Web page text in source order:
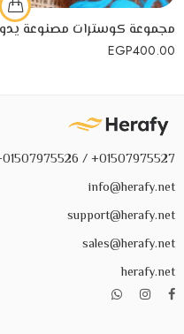
EGP400.00
01507975527+ / 01507975526+
info@herafy.net
support@herafy.net
sales@herafy.net
herafy.net